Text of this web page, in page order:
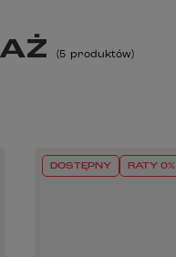
(5 produktów)
DOSTĘPNY RATY 0%